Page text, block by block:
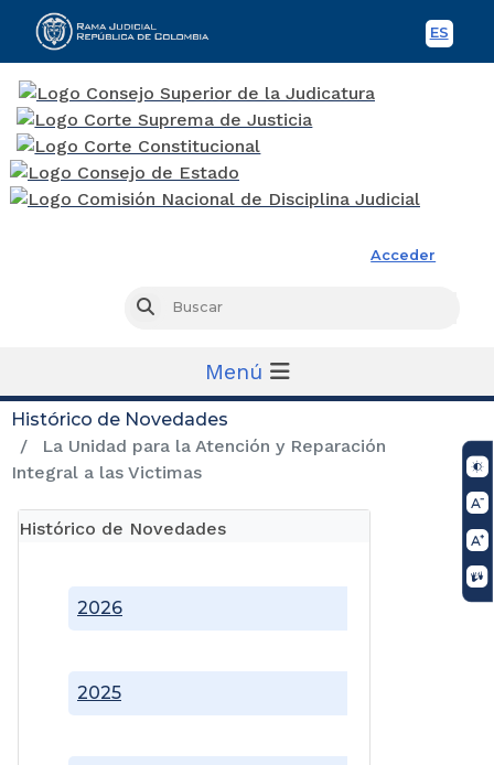
ES
Acceder
Buscar
Menú
Histórico de Novedades
La Unidad para la Atención y Reparación
Integral a las Victimas
Histórico de Novedades
2025
2026